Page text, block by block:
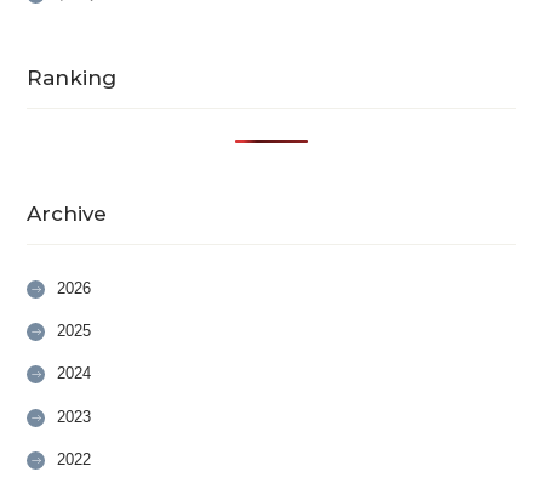
Ranking
Archive
2026
2025
2024
2023
2022